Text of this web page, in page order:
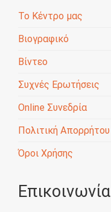
Το Κέντρο μας
Βιογραφικό
Βίντεο
Συχνές Ερωτήσεις
Online Συνεδρία
Πολιτική Απορρήτου
Όροι Χρήσης
Επικοινωνία